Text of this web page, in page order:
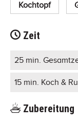
Kochtopf
Zeit
25 min.
15 min. Koch &
Zubereitung